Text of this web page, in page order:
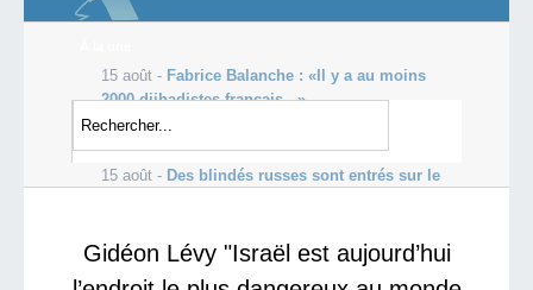
nos productions
les vidéos incontournables
15 août - Fabrice Balanche : «Il y a au moins
2000 djihadistes français...»
15 août -Le FSB russe nie l’information sur le
franchissement de la frontière de l'Ukrain...
15 août - Des blindés russes sont entrés sur le
Gidéon Lévy "Israël est aujourd’hui